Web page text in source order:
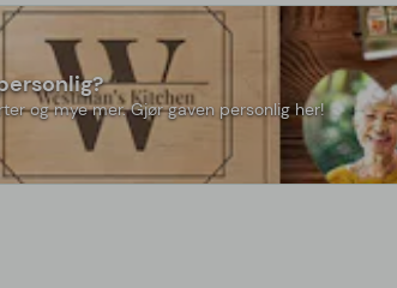
og mye mer. Gjør gaven personlig her!